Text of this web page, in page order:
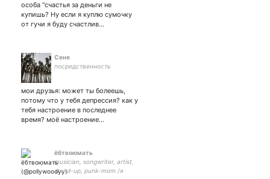
особа "счастья за деньги не
купишь? Ну если я куплю сумочку
от гучи я буду счастлив…
Сеня
посредственность
мои друзья: может ты болеешь,
потому что у тебя депрессия? как у
тебя настроение в последнее
время? моё настроение…
ёбтвоюмать
musician, songwriter, artist,
stand-up, punk-mom /я